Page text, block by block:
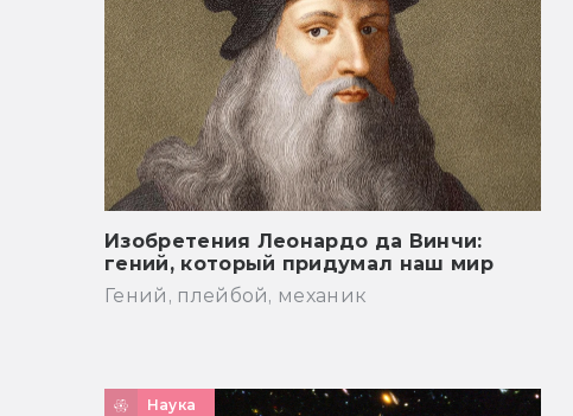
Изобретения Леонардо да Винчи:
гений, который придумал наш мир
Гений, плейбой, механик
Наука